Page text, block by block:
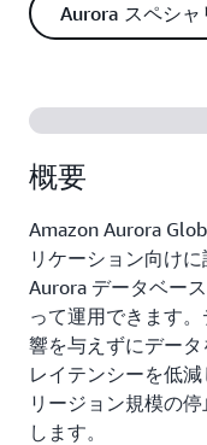
Aurora スペシャ
概要
Amazon Aurora
リケーション向け
Aurora データベー
って運用できます
響を与えずにデー
レイテンシーを低
リージョン規模の
します。